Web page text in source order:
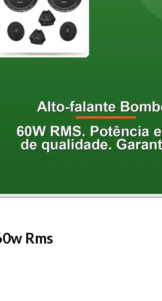
Rms